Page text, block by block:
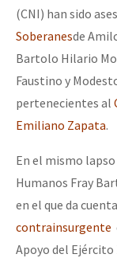
Presos
Mujeres
ETIQUETAS
MULTIMEDIA
Audio
Fotorreportaje
Video
[CDMX – 20 julio]
“Sonhando a Terra
Se o México sabe,
[25 abr – CDMX]
(CNI) han sido
Soberanesde
Bartolo Hilario
Faustino y
pertenecientes al
Emiliano Zapata.
En el mismo
Humanos Fray
en el que da
contrainsurgente
Apoyo del